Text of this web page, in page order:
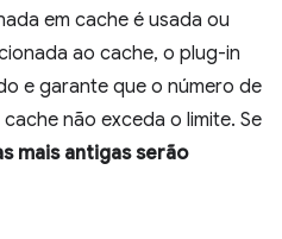
em cache é usada ou
ao cache, o plug-in
e garante que o número de
não exceda o limite. Se
mais antigas serão